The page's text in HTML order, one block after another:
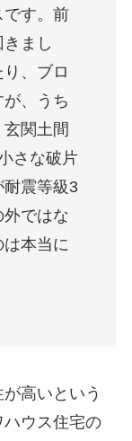
です。前
まし
、ブロ
、うち
関土間
さな破片
震等級3
ではな
は本当に
高いという
ウス住宅の